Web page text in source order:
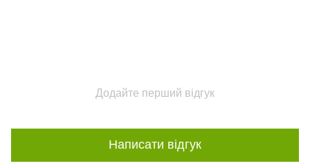
Додайте перший відгук
Написати відгук